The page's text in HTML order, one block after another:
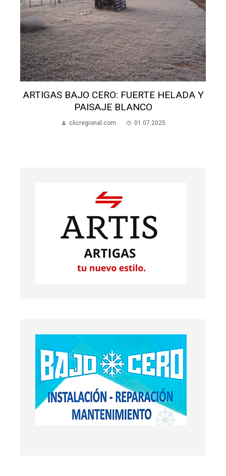
ARTIGAS BAJO CERO: FUERTE HELADA Y
PAISAJE BLANCO
clicregional.com 01.07.2025